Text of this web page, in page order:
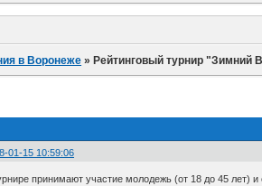
в Воронеже »Рейтинговый турнир "Зимний
01-15 10:59:06
принимают участие молодежь (от 18 до 45 лет) и